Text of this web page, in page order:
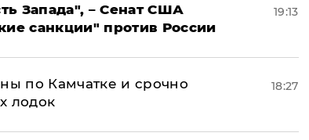
Запада", – Сенат США
санкции" против России
19:13
по Камчатке и срочно
лодок
18:27